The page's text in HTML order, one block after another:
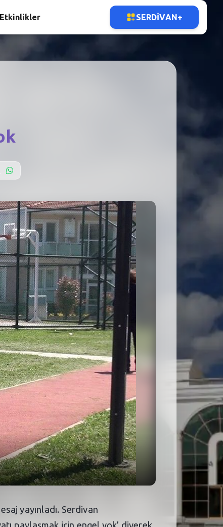
yayınladı. Serdivan
paylaşmak için engel yok’ diyerek
Etkinlikler SERDIVAN+